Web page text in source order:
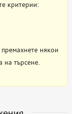
критерии:
някои
на търсене.